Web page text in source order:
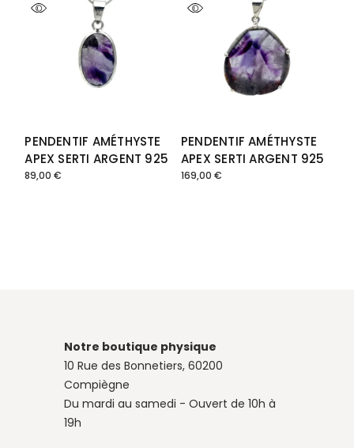
PENDENTIF AMÉTHYSTE
APEX SERTI ARGENT 925
89,00€
PENDENTIF AMÉTHYSTE
APEX SERTI ARGENT 925
169,00 €
Notre boutique physique
10 Rue des Bonnetiers, 60200
Compiègne
Du mardi au samedi - Ouvert de 10h à
19h